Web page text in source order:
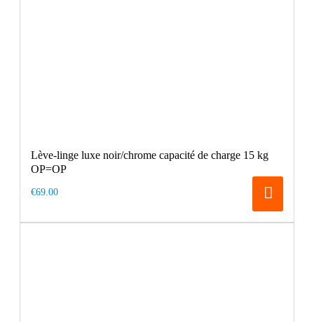
Lève-linge luxe noir/chrome capacité de charge 15 kg
OP=OP
€69.00